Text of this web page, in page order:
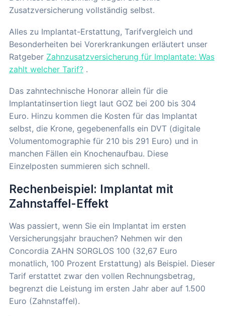
Zusatzversicherung vollständig selbst.
Alles zu Implantat-Erstattung, Tarifvergleich und
Besonderheiten bei Vorerkrankungen erläutert unser
Ratgeber Zahnzusatzversicherung für Implantate: Was
zahlt welcher Tarif? .
Das zahntechnische Honorar allein für die
Implantatinsertion liegt laut GOZ bei 200 bis 304
Euro. Hinzu kommen die Kosten für das Implantat
selbst, die Krone, gegebenenfalls ein DVT (digitale
Volumentomographie für 210 bis 291 Euro) und in
manchen Fällen ein Knochenaufbau. Diese
Einzelposten summieren sich schnell.
Rechenbeispiel: Implantat mit
Zahnstaffel-Effekt
Was passiert, wenn Sie ein Implantat im ersten
Versicherungsjahr brauchen? Nehmen wir den
Concordia ZAHN SORGLOS 100 (32,67 Euro
monatlich, 100 Prozent Erstattung) als Beispiel. Dieser
Tarif erstattet zwar den vollen Rechnungsbetrag,
begrenzt die Leistung im ersten Jahr aber auf 1.500
Euro (Zahnstaffel).